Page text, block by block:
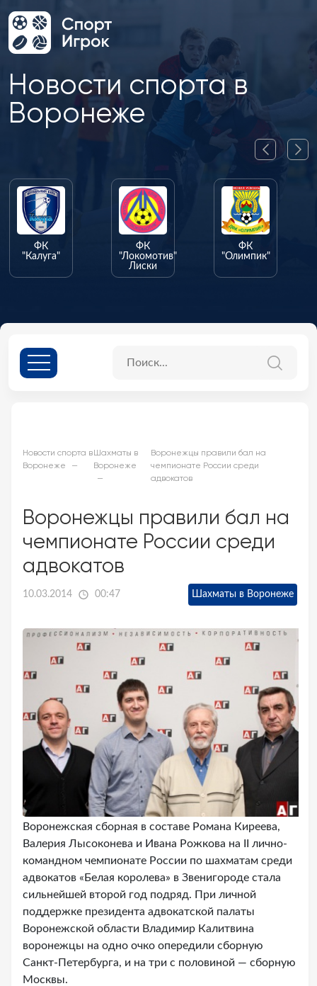
Новости спорта в
Воронеже
ФК
"Калуга"
ФК
"Локомотив"
Лиски
ФК
"Олимпик"
Новости спорта в
Воронеже
Шахматы в
Воронеже
Воронежцы правили бал на
чемпионате России среди
адвокатов
Воронежцы правили бал на
чемпионате России среди
адвокатов
10.03.2014 00:47 Шахматы в Воронеже
Воронежская сборная в составе Романа Киреева,
Валерия Лысоконева и Ивана Рожкова на II лично-
командном чемпионате России по шахматам среди
адвокатов «Белая королева» в Звенигороде стала
сильнейшей второй год подряд. При личной
поддержке президента адвокатской палаты
Воронежской области Владимир Калитвина
воронежцы на одно очко опередили сборную
Санкт-Петербурга, и на три с половиной — сборную
Москвы.